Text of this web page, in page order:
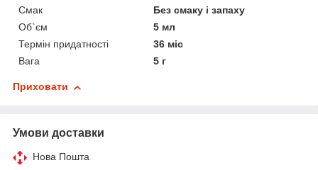
Смак
Без смаку і запаху
Об`єм
5 мл
Термін придатності
36 міс
Вага
5 г
Приховати
Умови доставки
Нова Пошта